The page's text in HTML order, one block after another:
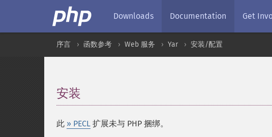
Downloads Documentation Get
序言 函数参考 Web 服务 Yar 安装/配置
安装
此 » PECL 扩展未与 PHP 捆绑。